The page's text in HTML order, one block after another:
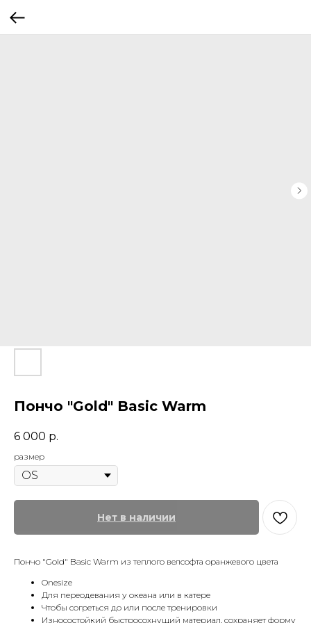
Пончо "Gold" Basic Warm
6 000 р.
размер
Нет в наличии
Пончо "Gold" Basic Warm из теплого велсофта оранжевого цвета
Onesize
Для переодевания у океана или в катере
Чтобы согреться до или после тренировки
Износостойкий быстросохнущий материал, сохраняет форму